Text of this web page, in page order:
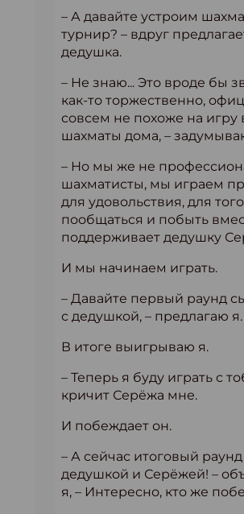
– А давайте устроим
турнир? – вдруг
дедушка.
– Не знаю... Это вроде бы
как-то торжественно,
совсем не похоже на игру
шахматы дома, –
– Но мы же не
шахматисты, мы играем
для удовольствия, для
пообщаться и побыть
поддерживает дедушку
И мы начинаем играть.
– Давайте первый раунд
с дедушкой, – предлагаю я.
В итоге выигрываю я.
– Теперь я буду играть с
кричит Серёжа мне.
И побеждает он.
– А сейчас итоговый
дедушкой и Серёжей! –
я, – Интересно, кто же